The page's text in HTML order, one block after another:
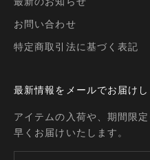
お問い合わせ
特定商取引法に基づく表記
最新情報をメールでお届け
アイテムの入荷や、期間限
早くお届けいたします。